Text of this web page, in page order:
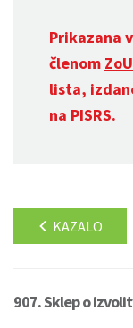
Prikazana
členom
lista,
na PISRS.
KAZALO
907. Sklep o